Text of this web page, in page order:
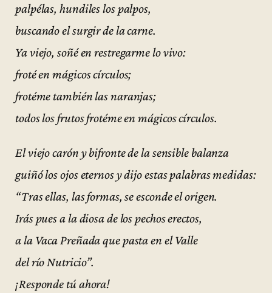
palpélas, hundiles los palpos,
buscando el surgir de la carne.
Ya viejo, soñé en restregarme lo vivo:
froté en mágicos círculos;
frotéme también las naranjas;
todos los frutos frotéme en mágicos círculos.
El viejo carón y bifronte de la sensible balanza
guiñó los ojos eternos y dijo estas palabras medidas:
“Tras ellas, las formas, se esconde el origen.
Irás pues a la diosa de los pechos erectos,
a la Vaca Preñada que pasta en el Valle
del río Nutricio”.
¡Responde tú ahora!